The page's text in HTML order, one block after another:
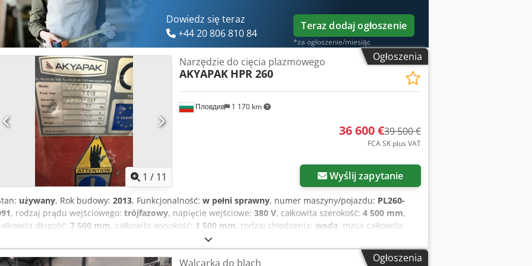
Dowiedz się teraz
+44 20 806 810 84
Teraz dodaj ogłoszenie
*za ogłoszenie/miesiąc
Ogłoszenia
1 / 11
Пловдив 1 170 km
Narzędzie do cięcia plazmowego
AKYAPAK HPR 260
36 600 €39 500 €
FCA SK plus VAT
Wyślij zapytanie
używany, Rok budowy: 2013, Funkcjonalność: w pełni sprawny, numer maszyny/pojazdu: PL260-
, rodzaj prądu wejściowego: trójfazowy, napięcie wejściowe: 380 V, całkowita szerokość: 4 500 mm,
długość: 7 500 mm, całkowita wysokość: 1 500 mm, rodzaj chłodzenia: woda, masa całkowita:
, grubość blachy stalowej (maks.):
roboczy:60 mm, długość stołu:6 000 mm, szerokość stołu:3 000 mm, szerokość robocza:3 000
, Na sprzedaż przemysłowa maszyna CNC do termicznego cięcia blach AKYAPAK HPR 260, rokOgłoszenia
Walcarka do blach